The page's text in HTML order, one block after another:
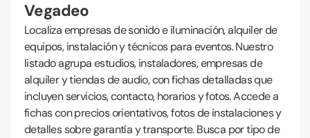
Vegadeo
Localiza empresas de sonido e iluminación, alquiler de
equipos, instalación y técnicos para eventos. Nuestro
listado agrupa estudios, instaladores, empresas de
alquiler y tiendas de audio, con fichas detalladas que
incluyen servicios, contacto, horarios y fotos. Accede a
fichas con precios orientativos, fotos de instalaciones y
detalles sobre garantía y transporte. Busca por tipo de